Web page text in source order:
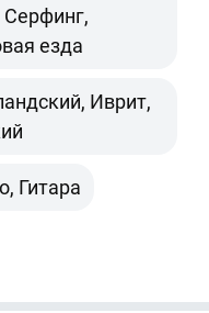
Серфинг,
езда
Иврит,
Гитара